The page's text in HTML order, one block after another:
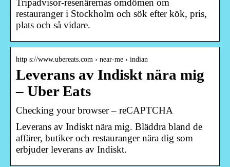
Tripadvisor-resenärernas omdömen om
restauranger i Stockholm och sök efter kök, pris,
plats och så vidare.
http s://www.ubereats.com › near-me › indian
Leverans av Indiskt nära mig
– Uber Eats
Checking your browser – reCAPTCHA
Leverans av Indiskt nära mig. Bläddra bland de
affärer, butiker och restauranger nära dig som
erbjuder leverans av Indiskt.